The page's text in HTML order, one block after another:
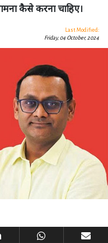
कैसे करना चाहिए।
Last Modified:
Friday, 04 October, 2024